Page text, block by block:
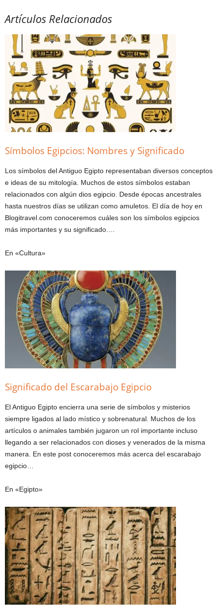
Artículos Relacionados
Símbolos Egipcios: Nombres y Significado
Los símbolos del Antiguo Egipto representaban diversos conceptos
e ideas de su mitología. Muchos de estos símbolos estaban
relacionados con algún dios egipcio. Desde épocas ancestrales
hasta nuestros días se utilizan como amuletos. El día de hoy en
Blogitravel.com conoceremos cuáles son los símbolos egipcios
más importantes y su significado.…
En «Cultura»
Significado del Escarabajo Egipcio
El Antiguo Egipto encierra una serie de símbolos y misterios
siempre ligados al lado místico y sobrenatural. Muchos de los
artículos o animales también jugaron un rol importante incluso
llegando a ser relacionados con dioses y venerados de la misma
manera. En este post conoceremos más acerca del escarabajo
egipcio…
En «Egipto»